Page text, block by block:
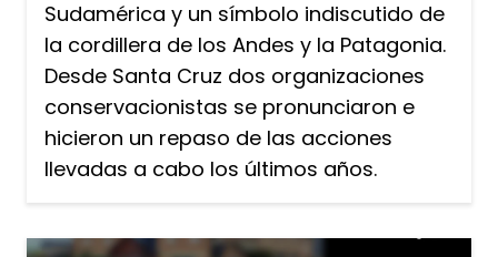
Sudamérica y un símbolo indiscutido de
la cordillera de los Andes y la Patagonia.
Desde Santa Cruz dos organizaciones
conservacionistas se pronunciaron e
hicieron un repaso de las acciones
llevadas a cabo los últimos años.